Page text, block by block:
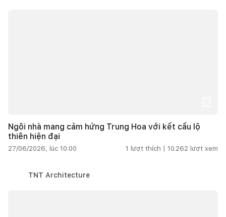
Ngôi nhà mang cảm hứng Trung Hoa với kết cấu lộ
thiên hiện đại
27/06/2026, lúc 10:00 1 lượt thích | 10.262 lượt xem
TNT Architecture